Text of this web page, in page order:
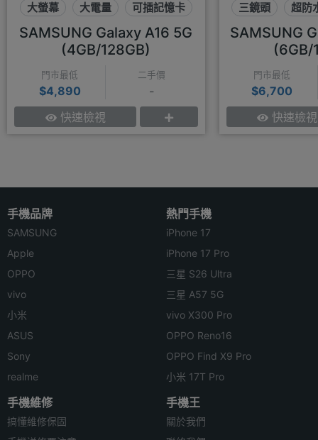
大螢幕 大電量 可插記憶卡
SAMSUNG Galaxy A16 5G
(4GB/128GB)
門市最低
$4,890
二手價
-
快速檢視
三鏡頭 超防
SAMSUNG
(6GB/
門市最低
$6,700
快速檢視
手機品牌
SAMSUNG
Apple
OPPO
vivo
小米
ASUS
Sony
realme
熱門手機
iPhone 17
iPhone 17 Pro
三星 S26 Ultra
三星 A57 5G
vivo X300 Pro
OPPO Reno16
OPPO Find X9 Pro
小米 17T Pro
手機維修
搞懂維修保固
手機王
關於我們